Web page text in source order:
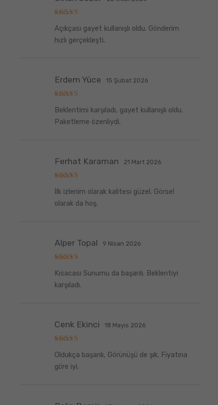
üzerinden
5
oy aldı
Açıkçası gayet kullanışlı oldu. Gönderim
hızlı gerçekleşti.
üzerinden
5 oy aldı
Erdem Yüce 15 Şubat 2026
Beklentimi karşıladı, gayet kullanışlı oldu.
Paketleme özenliydi.
üzerinden
5oy aldı
Ferhat Karaman 21 Mart 2026
İlk izlenim olarak kalitesi güzel. Görsel
olarak da hoş.
üzerinden
5
oy aldı
Alper Topal 9 Nisan 2026
Kısacası Sunumu da başarılı. Beklentiyi
karşıladı.
üzerinden
oy aldı
Cenk Ekinci 18 Mayıs 2026
Oldukça başarılı, Görünüşü de şık. Fiyatına
göre iyi.